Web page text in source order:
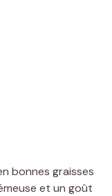
bonnes graisses
et un goût